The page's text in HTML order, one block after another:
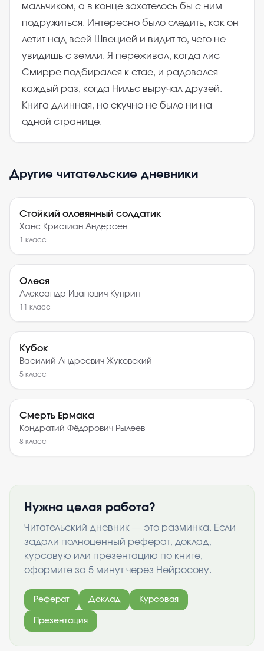
мальчиком, а в конце захотелось бы с ним
подружиться. Интересно было следить, как он
летит над всей Швецией и видит то, чего не
увидишь с земли. Я переживал, когда лис
Смирре подбирался к стае, и радовался
каждый раз, когда Нильс выручал друзей.
Книга длинная, но скучно не было ни на
одной странице.
Другие читательские дневники
Стойкий оловянный солдатик
Ханс Кристиан Андерсен
1 класс
Олеся
Александр Иванович Куприн
11 класс
Кубок
Василий Андреевич Жуковский
5 класс
Смерть Ермака
Кондратий Фёдорович Рылеев
8 класс
Нужна целая работа?
Читательский дневник — это разминка. Если
задали полноценный реферат, доклад,
курсовую или презентацию по книге,
оформите за 5 минут через Нейросову.
Реферат Доклад Курсовая
Презентация